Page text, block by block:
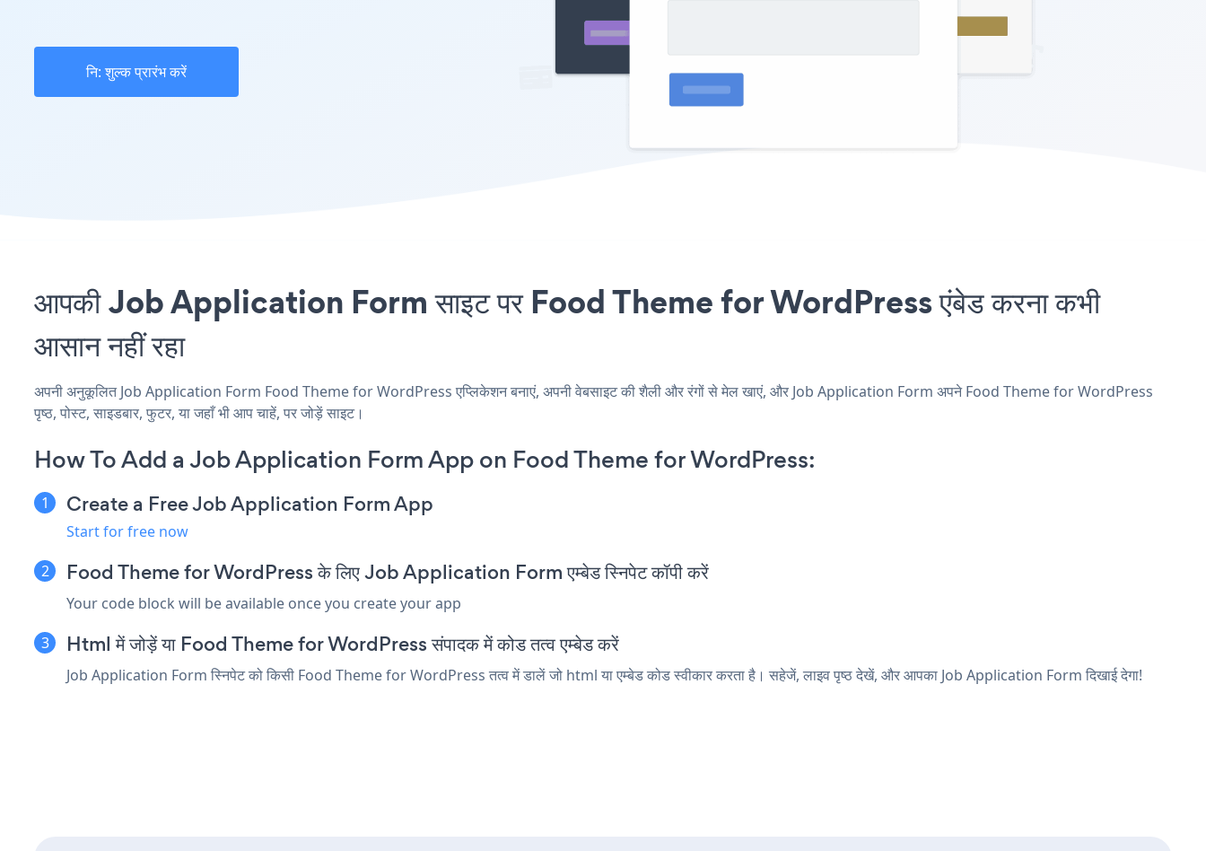
नि: शुल्क प्रारंभ करें
आपकी Job Application Form साइट पर Food Theme for WordPress एंबेड करना कभी
आसान नहीं रहा
अपनी अनुकूलित Job Application Form Food Theme for WordPress एप्लिकेशन बनाएं, अपनी वेबसाइट की शैली और रंगों से मेल खाएं, और Job Application Form अपने Food Theme for WordPress
पृष्ठ, पोस्ट, साइडबार, फुटर, या जहाँ भी आप चाहें, पर जोड़ें साइट।
How To Add a Job Application Form App on Food Theme for WordPress:
Create a Free Job Application Form App
Start for free now
Food Theme for WordPress के लिए Job Application Form एम्बेड स्निपेट कॉपी करें
Your code block will be available once you create your app
Html में जोड़ें या Food Theme for WordPress संपादक में कोड तत्व एम्बेड करें
Job Application Form स्निपेट को किसी Food Theme for WordPress तत्व में डालें जो html या एम्बेड कोड स्वीकार करता है। सहेजें, लाइव पृष्ठ देखें, और आपका Job Application Form दिखाई देगा!